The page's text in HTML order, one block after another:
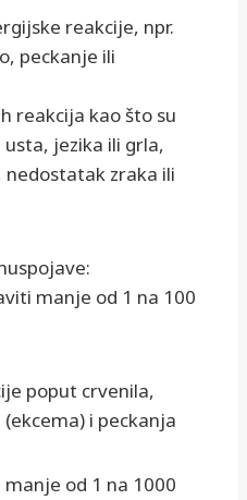
reakcije, npr.
peckanje ili
reakcija kao što su
jezika ili grla,
nedostatak zraka ili
manje od 1 na 100
poput crvenila,
i peckanja
od 1 na 1000